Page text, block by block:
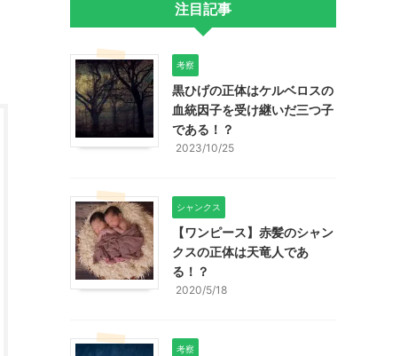
注目記事
考察
黒ひげの正体はケルベロスの
血統因子を受け継いだ三つ子
である！？
2023/10/25
シャンクス
【ワンピース】赤髪のシャン
クスの正体は天竜人であ
る！？
2020/5/18
考察